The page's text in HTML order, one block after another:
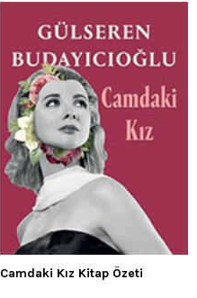
Camdaki Kız Kitap Özeti